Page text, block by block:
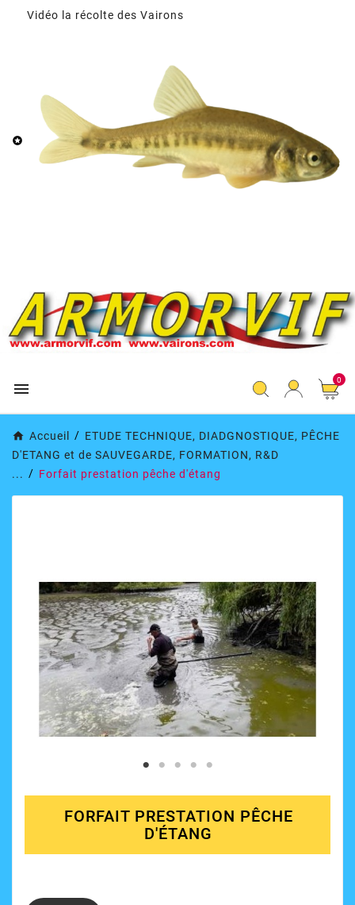

Vidéo la récolte des Vairons
 0
Accueil
ETUDE TECHNIQUE, DIADGNOSTIQUE, PÊCHE
D'ETANG et de SAUVEGARDE, FORMATION, R&D
...
Forfait prestation pêche d'étang
FORFAIT PRESTATION PÊCHE
D'ÉTANG